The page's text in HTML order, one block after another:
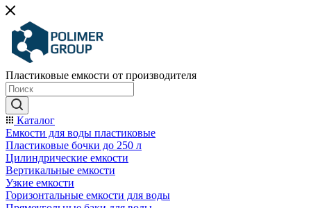
Пластиковые емкости от производителя
Каталог
Емкости для воды пластиковые
Пластиковые бочки до 250 л
Цилиндрические емкости
Вертикальные емкости
Узкие емкости
Горизонтальные емкости для воды